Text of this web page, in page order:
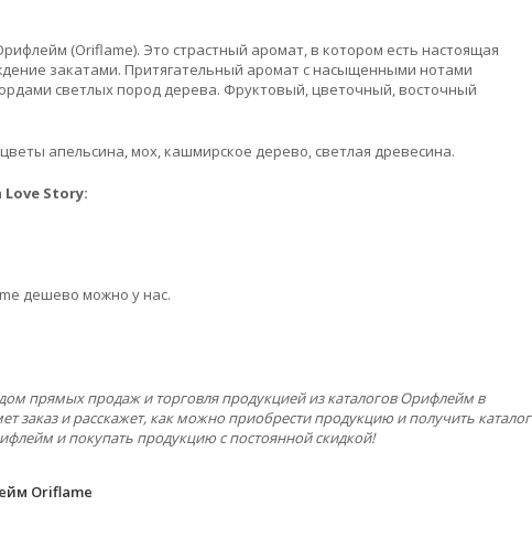
(Oriflame). Это страстный аромат, в котором есть настоящая
закатами. Притягательный аромат с насыщенными нотами
светлых пород дерева. Фруктовый, цветочный, восточный
апельсина, мох, кашмирское дерево, светлая древесина.
Story:
дешево можно у нас.
прямых продаж и торговля продукцией из каталогов Орифлейм в
заказ и расскажет, как можно приобрести продукцию и получить каталог
и покупать продукцию с постоянной скидкой!
Oriflame